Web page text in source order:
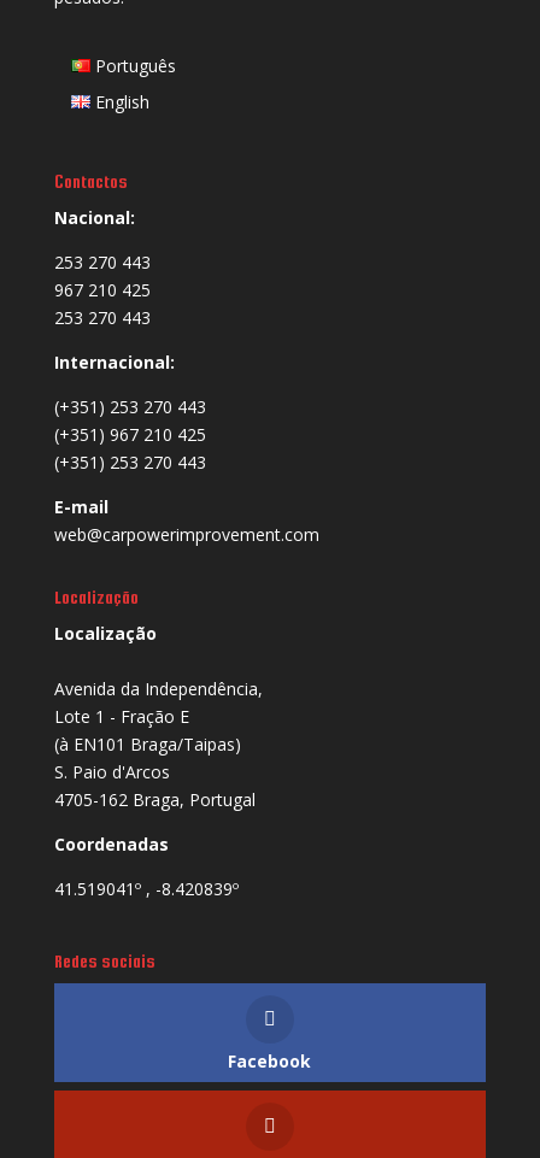
Português
English
Contactos
Nacional:
253 270 443
967 210 425
253 270 443
Internacional:
(+351) 253 270 443
(+351) 967 210 425
(+351) 253 270 443
E-mail
web@carpowerimprovement.com
Localização
Localização
Avenida da Independência,
Lote 1 - Fração E
(à EN101 Braga/Taipas)
S. Paio d'Arcos
4705-162 Braga, Portugal
Coordenadas
41.519041º , -8.420839º
Redes sociais
Facebook